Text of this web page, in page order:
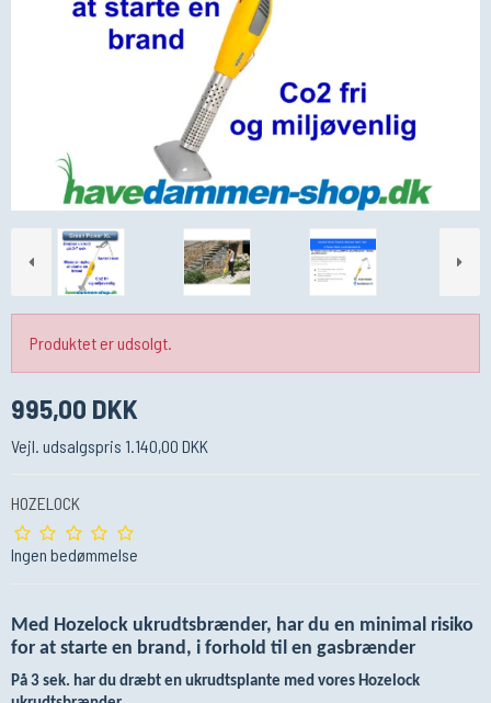
Produktet er udsolgt.
995,00 DKK
Vejl. udsalgspris 1.140,00 DKK
HOZELOCK
Ingen bedømmelse
Med Hozelock ukrudtsbrænder, har du en minimal risiko
for at starte en brand, i forhold til en gasbrænder
På 3 sek. har du dræbt en ukrudtsplante med vores Hozelock